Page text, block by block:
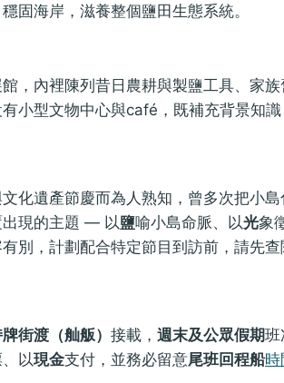
固海岸，滋養整個鹽田生態系統。
，內裡陳列昔日農耕與製鹽工具、家
小型文物中心與café，既補充背景知識
化遺產節慶而為人熟知，曾多次把小
出現的主題 — 以鹽喻小島命脈、以光象
別，計劃配合特定節目到訪前，請先查
街渡（舢舨） 接載， 週末及公眾假期班
以現金支付，並務必留意尾班回程船時